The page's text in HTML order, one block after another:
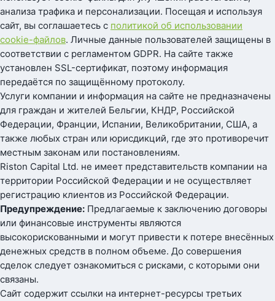
анализа трафика и персонализации. Посещая и используя
сайт, вы соглашаетесь с политикой об использовании
cookie-файлов. Личные данные пользователей защищены в
соответствии с регламентом GDPR. На сайте также
установлен SSL-сертификат, поэтому информация
передаётся по защищённому протоколу.
Услуги компании и информация на сайте не предназначены
для граждан и жителей Бельгии, КНДР, Российской
Федерации, Франции, Испании, Великобритании, США, а
также любых стран или юрисдикций, где это противоречит
местным законам или постановлениям.
Riston Capital Ltd. не имеет представительств компании на
территории Российской Федерации и не осуществляет
регистрацию клиентов из Российской Федерации.
Предупреждение: Предлагаемые к заключению договоры
или финансовые инструменты являются
высокорискованными и могут привести к потере внесённых
денежных средств в полном объеме. До совершения
сделок следует ознакомиться с рисками, с которыми они
связаны.
Сайт содержит ссылки на интернет-ресурсы третьих